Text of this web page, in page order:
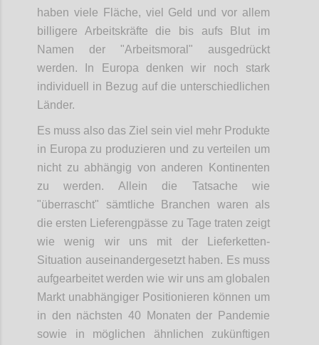
haben viele Fläche, viel Geld und vor allem
billigere Arbeitskräfte die bis aufs Blut im
Namen der "Arbeitsmoral" ausgedrückt
werden. In Europa denken wir noch stark
individuell in Bezug auf die unterschiedlichen
Länder.
Es muss also das Ziel sein viel mehr Produkte
in Europa zu produzieren und zu verteilen um
nicht zu abhängig von anderen Kontinenten
zu werden. Allein die Tatsache wie
"überrascht" sämtliche Branchen waren als
die ersten Lieferengpässe zu Tage traten zeigt
wie wenig wir uns mit der Lieferketten-
Situation auseinandergesetzt haben. Es muss
aufgearbeitet werden wie wir uns am globalen
Markt unabhängiger Positionieren können um
in den nächsten 40 Monaten der Pandemie
sowie in möglichen ähnlichen zukünftigen